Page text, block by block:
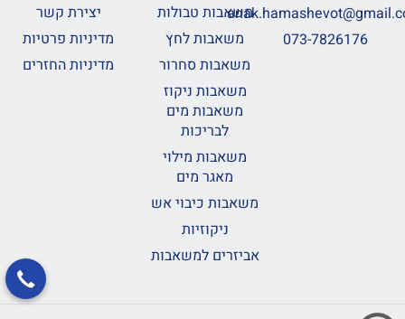
073-7826176
משאבות טבולות
משאבות לחץ
משאבות סחרור
משאבות ניקוז
משאבות מים
לבריכות
משאבות מילוי
מאגר מים
משאבות כיבוי אש
ניקוזיות
אביזרים למשאבות
יצירת קשר
מדיניות פרטיות
מדיניות החזרים